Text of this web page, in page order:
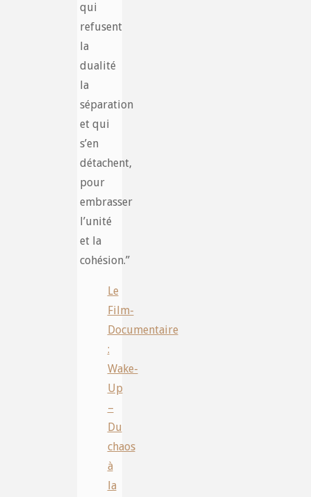
qui
refusent
la
dualité
la
séparation
et qui
s’en
détachent,
pour
embrasser
l’unité
et la
cohésion.”
Le
Film-
Documentaire
:
Wake-
Up
–
Du
chaos
à
la